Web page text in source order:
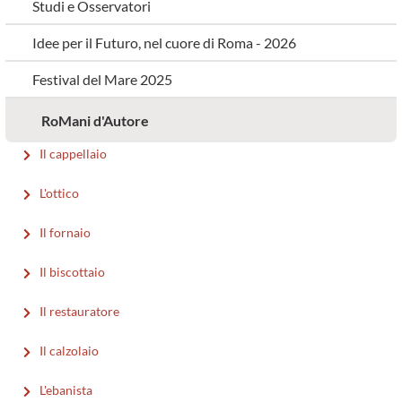
Studi e Osservatori
Idee per il Futuro, nel cuore di Roma - 2026
Festival del Mare 2025
RoMani d'Autore
Il cappellaio
L'ottico
Il fornaio
Il biscottaio
Il restauratore
Il calzolaio
L'ebanista